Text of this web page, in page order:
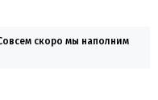
скоро мы наполним